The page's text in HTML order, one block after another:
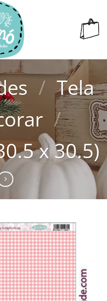
/ Tela
/
x 30.5)